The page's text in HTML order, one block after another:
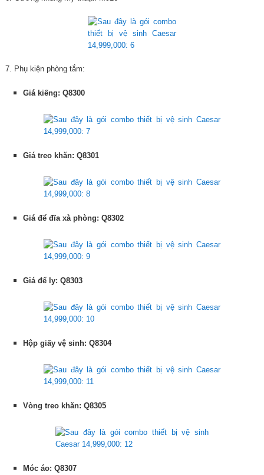
7. Phụ kiện phòng tắm:
Giá kiếng: Q8300
Giá treo khăn: Q8301
Giá để đĩa xà phòng: Q8302
Giá để ly: Q8303
Hộp giấy vệ sinh: Q8304
Vòng treo khăn: Q8305
Móc áo: Q8307